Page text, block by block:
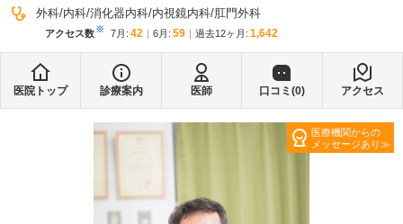
外科 内科 消化器内科 内視鏡内科 肛門外科
アクセス数※ 7月 : 42 6月 : 59 過去12ヶ月: 1,642
医院トップ 診療案内 医師 口コミ(0) アクセス
医療機関からの
メッセージあり